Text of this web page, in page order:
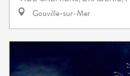
Gouville-sur-Mer